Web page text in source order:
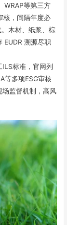
WRAP等第三方
核，间隔年度必
木材、纸浆、棕
EUDR 溯源尽职
标准，官网列
等多项ESG审核
场监督机制，高风